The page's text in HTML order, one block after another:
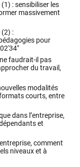
: sensibiliser les
massivement
:
pour
02'34"
faudrait-il pas
du travail,
modalités
courts, entre
dans l’entreprise,
et
comment
niveaux et à